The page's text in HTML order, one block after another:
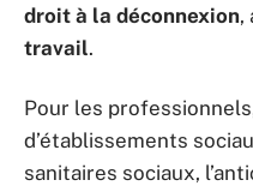
droit à la déconnexion,
travail.
Pour les
d’établissements
sanitaires sociaux,